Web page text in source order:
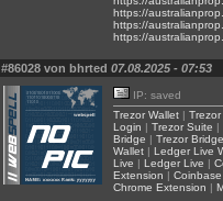
https://
https://
https://
#86028 von bhrted 07.08.2025 - 07:53
IP: saved
Trezor Wallet |
Login | Trezor Suite |
Bridge | Trezor
Wallet | Ledger Live
Live | Ledger Live |
Extension |
Chrome Extension |